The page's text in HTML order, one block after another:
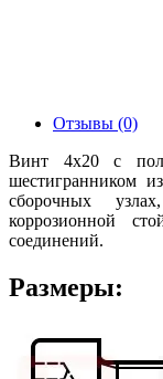
Отзывы (0)
Винт 4х20 с
шестигранником
сборочных
коррозионной
соединений.
Размеры: